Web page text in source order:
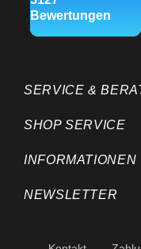
SERVICE &
SHOP SERVICE
INFORMATIONEN
NEWSLETTER